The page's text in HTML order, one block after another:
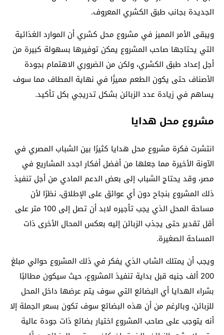
الجديدة بجانب طبق الكشري المعروف.
ويبقى الأمر المميز في مشروع محل كشري أن الموارد الغذائية
التي يحتاجها صاحب المشروع يمكن توفيرها بسهولة كبيرة من
أجل إعداد طبق الكشري، ولكن من الضروري الاهتمام بجودة
الأصناف حتى يكون الطعم مميزًا في نهاية المطاف مما سوف
يساهم في زيادة عدد الزبائن بشكل تدريجي بكل تأكيد.
مشروع محل هدايا
انتشرت فكرة مشروع محل هدايا كثيرًا بين الشباب المصري في
الآونة الأخيرة مما جعلها من أفضل أفكار اجدد المشاريع في
مصر، وقد يحتاج الشباب إلى بعض الدعم المادي من أجل تنفيذ
ذلك المشروع بنجاح دون أي عوائق على الإطلاق، نظرًا لأن
مساحة المحل الذي يجب تأجيره لابد أن تصل إلى 100 متر على
أقل تقدير حتى يجذب الزبائن إليه بعكس المحال الأخرى ذات
المساحة الصغيرة.
ويجب أن يمتلك الشاب الذي يفكر في ذلك المشروع حوالي مبلغ
200 ألف جنيه قبل بداية تنفيذ المشروع، حيث سيكون مطالبًا
بشراء الهدايا أي البضائع التي سوف يتم عرضها داخل المحل
للزبائن، وبالرغم من أن هذه البضائع سوف تكون بسعر الجملة إلا
أنه يتوجب على صاحب المشروع اختيار بضائع ذات جودة عالية